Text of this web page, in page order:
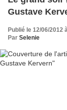
Gustave
Publié le 12/06/2012
Par Selenie